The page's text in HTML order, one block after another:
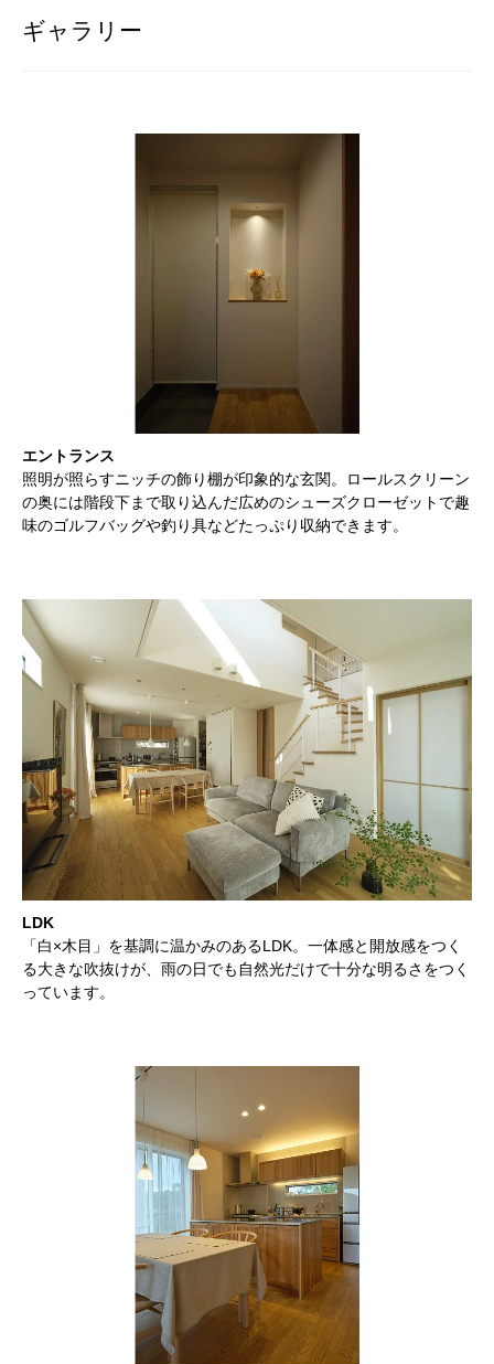
ギャラリー
エントランス
照明が照らすニッチの飾り棚が印象的な玄関。ロールスクリーン
の奥には階段下まで取り込んだ広めのシューズクローゼットで趣
味のゴルフバッグや釣り具などたっぷり収納できます。
LDK
「白×木目」を基調に温かみのあるLDK。一体感と開放感をつく
る大きな吹抜けが、雨の日でも自然光だけで十分な明るさをつく
っています。